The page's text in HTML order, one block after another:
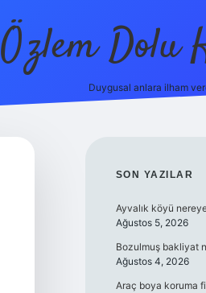
Özlem Dolu
Duygusal anlara ilham
SON YAZILAR
Ayvalık köyü nereye
Ağustos 5, 2026
Bozulmuş bakliyat
Ağustos 4, 2026
Araç boya koruma